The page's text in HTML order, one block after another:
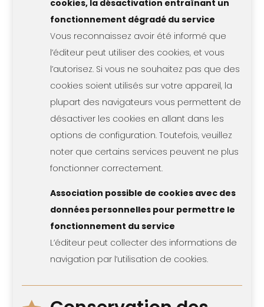
cookies, la désactivation entraînant un
fonctionnement dégradé du service
Vous reconnaissez avoir été informé que
l’éditeur peut utiliser des cookies, et vous
l’autorisez. Si vous ne souhaitez pas que des
cookies soient utilisés sur votre appareil, la
plupart des navigateurs vous permettent de
désactiver les cookies en allant dans les
options de configuration. Toutefois, veuillez
noter que certains services peuvent ne plus
fonctionner correctement.
Association possible de cookies avec des
données personnelles pour permettre le
fonctionnement du service
L’éditeur peut collecter des informations de
navigation par l’utilisation de cookies.